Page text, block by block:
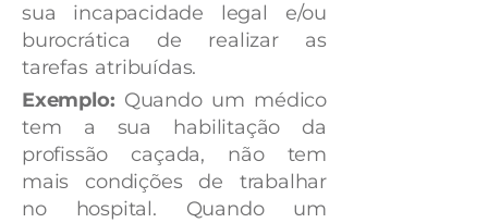
sua incapacidade legal e/ou
burocrática de realizar as
tarefas atribuídas.
Exemplo: Quando um médico
tem a sua habilitação da
profissão caçada, não tem
mais condições de trabalhar
no hospital. Quando um